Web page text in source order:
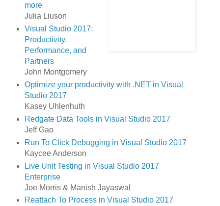
more
Julia Liuson
Visual Studio 2017:
Productivity,
Performance, and
Partners
John Montgomery
Optimize your productivity with .NET in Visual
Studio 2017
Kasey Uhlenhuth
Redgate Data Tools in Visual Studio 2017
Jeff Gao
Run To Click Debugging in Visual Studio 2017
Kaycee Anderson
Live Unit Testing in Visual Studio 2017
Enterprise
Joe Morris & Manish Jayaswal
Reattach To Process in Visual Studio 2017